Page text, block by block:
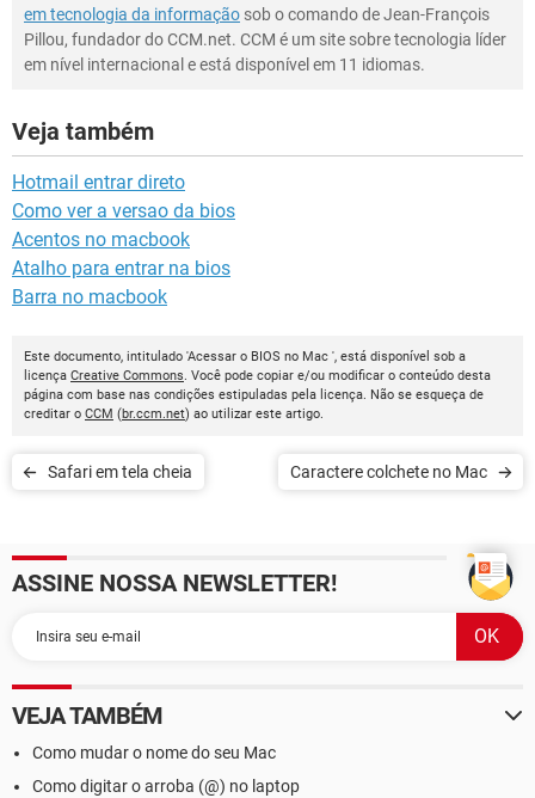
em tecnologia da informação sob o comando de Jean-François
Pillou, fundador do CCM.net. CCM é um site sobre tecnologia líder
em nível internacional e está disponível em 11 idiomas.
Veja também
Hotmail entrar direto
Como ver a versao da bios
Acentos no macbook
Atalho para entrar na bios
Barra no macbook
Este documento, intitulado 'Acessar o BIOS no Mac ', está disponível sob a
licença Creative Commons. Você pode copiar e/ou modificar o conteúdo desta
página com base nas condições estipuladas pela licença. Não se esqueça de
creditar o CCM (br.ccm.net) ao utilizar este artigo.
Safari em tela cheia Caractere colchete no Mac
ASSINE NOSSA NEWSLETTER!
VEJA TAMBÉM
Como mudar o nome do seu Mac
Como digitar o arroba (@) no laptop